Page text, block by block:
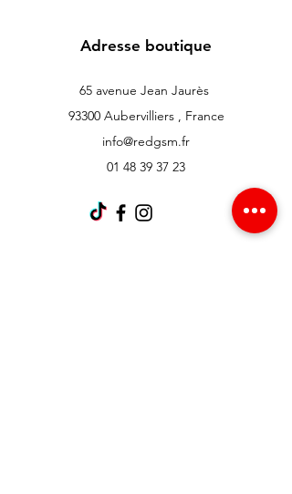
Adresse boutique
65 avenue Jean Jaurès
93300 Aubervilliers , France
info@redgsm.fr
01 48 39 37 23